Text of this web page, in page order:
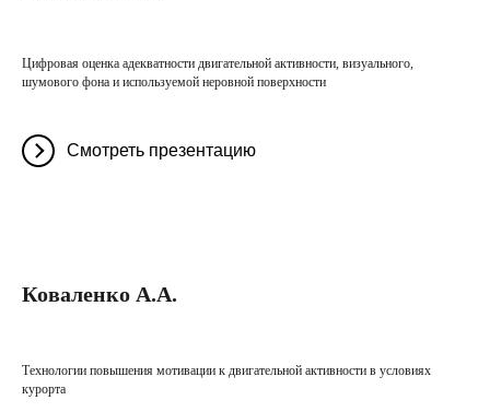
Цифровая оценка адекватности двигательной активности, визуального,
шумового фона и используемой неровной поверхности
Смотреть презентацию
Коваленко А.А.
Технологии повышения мотивации к двигательной активности в условиях
курорта